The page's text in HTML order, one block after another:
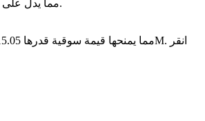
سنة بعد سنة، Sleepless AI قد تراجع بمقدار $-- CAD، مما يدل على 86.31% متناقص في القيمة.